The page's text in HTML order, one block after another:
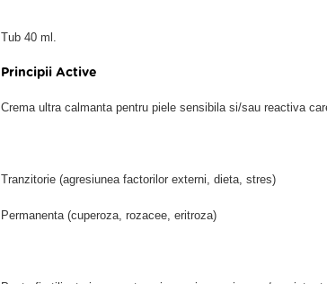
Tub 40 ml.
Principii Active
Crema ultra calmanta pentru piele sensibila si/sau reactiva
Tranzitorie (agresiunea factorilor externi, dieta, stres)
Permanenta (cuperoza, rozacee, eritroza)